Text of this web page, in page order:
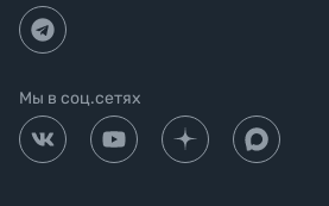
Мы в соц.сетях